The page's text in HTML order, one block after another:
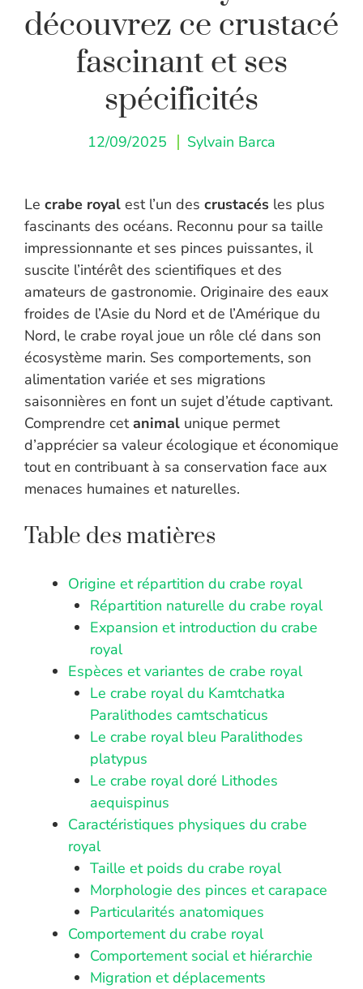
découvrez ce crustacé
fascinant et ses
spécificités
12/09/2025 Sylvain Barca
Le crabe royal est l’un des crustacés les plus
fascinants des océans. Reconnu pour sa taille
impressionnante et ses pinces puissantes, il
suscite l’intérêt des scientifiques et des
amateurs de gastronomie. Originaire des eaux
froides de l’Asie du Nord et de l’Amérique du
Nord, le crabe royal joue un rôle clé dans son
écosystème marin. Ses comportements, son
alimentation variée et ses migrations
saisonnières en font un sujet d’étude captivant.
Comprendre cetanimal unique permet
d’apprécier sa valeur écologique et économique
tout en contribuant à sa conservation face aux
menaces humaines et naturelles.
Table des matières
Origine et répartition du crabe royal
Répartition naturelle du crabe royal
Expansion et introduction du crabe
royal
Espèces et variantes de crabe royal
Le crabe royal du Kamtchatka
Paralithodes camtschaticus
Le crabe royal bleu Paralithodes
platypus
Le crabe royal doré Lithodes
aequispinus
Caractéristiques physiques du crabe
royal
Taille et poids du crabe royal
Morphologie des pinces et carapace
Particularités anatomiques
Comportement du crabe royal
Comportement social et hiérarchie
Migration et déplacements